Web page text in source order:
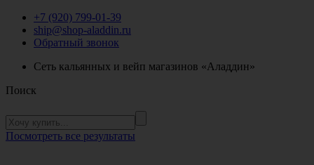
+7 (920) 799-01-39
ship@shop-aladdin.ru
Обратный звонок
Сеть кальянных и вейп магазинов «Аладдин»
Поиск
Посмотреть все результаты